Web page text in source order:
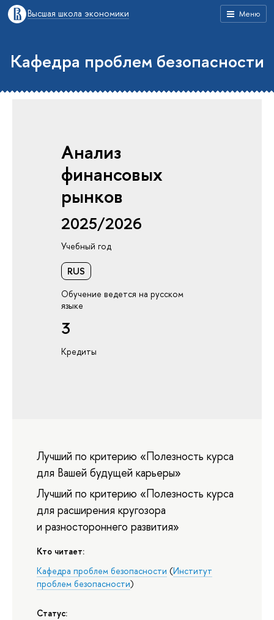
Меню
Высшая школа экономики
Кафедра проблем безопасности
Анализ
финансовых
рынков
2025/2026
Учебный год
RUS
Обучение ведется на русском
языке
3
Кредиты
Лучший по критерию «Полезность курса
для Вашей будущей карьеры»
Лучший по критерию «Полезность курса
для расширения кругозора
и разностороннего развития»
Кто читает:
Кафедра проблем безопасности (Институт
проблем безопасности)
Статус: